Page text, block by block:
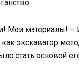
Мои материалы! –
как экскаватор
стать основой